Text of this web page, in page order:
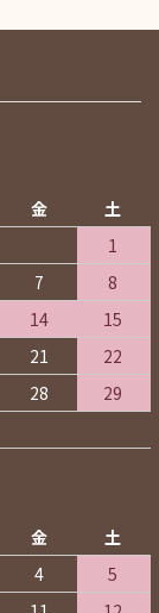
金
土
1
7
8
14
15
21
22
28
29
金
土
4
5